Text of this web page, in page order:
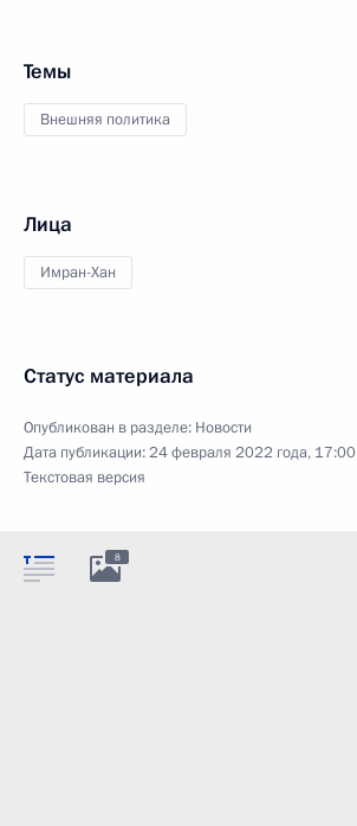
Темы
Внешняя политика
Лица
Имран-Хан
Статус материала
Опубликован в разделе: Новости
Дата публикации:24 февраля 2022 года, 17:00
Текстовая версия
8